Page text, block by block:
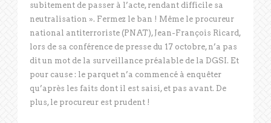
subitement de passer à l’acte, rendant difficile sa
neutralisation ». Fermez le ban ! Même le procureur
national antiterroriste (PNAT), Jean-François Ricard,
lors de sa conférence de presse du 17 octobre, n’a pas
dit un mot de la surveillance préalable de la DGSI. Et
pour cause : le parquet n’a commencé à enquêter
qu’après les faits dont il est saisi, et pas avant. De
plus, le procureur est prudent !